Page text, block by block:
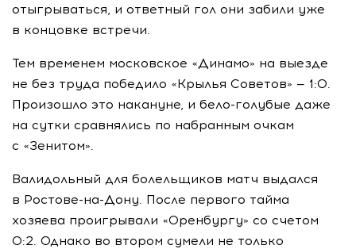
отыгрываться, и ответный гол они забили уже
в концовке встречи.
Тем временем московское «Динамо» на выезде
не без труда победило «Крылья Советов» — 1:0.
Произошло это накануне, и бело-голубые даже
на сутки сравнялись по набранным очкам
с «Зенитом».
Валидольный для болельщиков матч выдался
в Ростове-на-Дону. После первого тайма
хозяева проигрывали «Оренбургу» со счетом
0:2. Однако во втором сумели не только